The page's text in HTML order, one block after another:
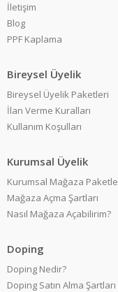
İletişim
Blog
PPF Kaplama
Bireysel Üyelik
Bireysel Üyelik Paketleri
İlan Verme Kuralları
Kullanım Koşulları
Kurumsal Üyelik
Kurumsal Mağaza
Mağaza Açma Şartları
Nasıl Mağaza Açabilirim?
Doping
Doping Nedir?
Doping Satın Alma Şartları